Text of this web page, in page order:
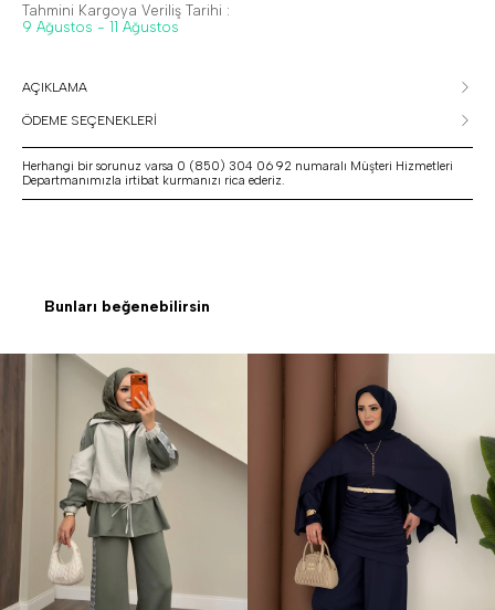
Tahmini Kargoya Veriliş Tarihi :
9 Ağustos - 11 Ağustos
AÇIKLAMA
ÖDEME SEÇENEKLERİ
Herhangi bir sorunuz varsa 0 (850) 304 06 92 numaralı Müşteri Hizmetleri
Departmanımızla irtibat kurmanızı rica ederiz.
Bunları beğenebilirsin